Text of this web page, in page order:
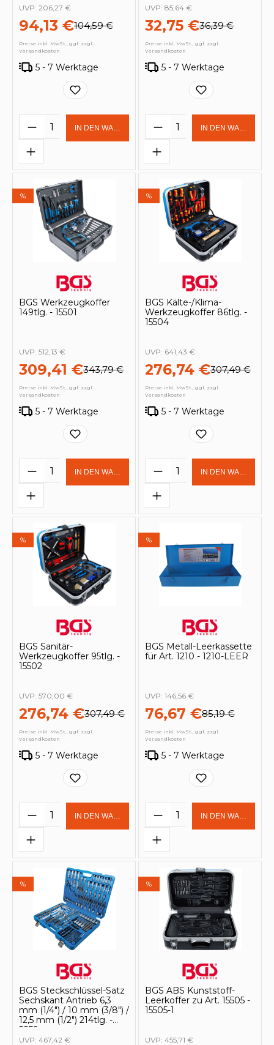
94,13 €104,59 €
UVP: 206,27 €
Preise inkl. MwSt., ggf. zzgl.
Versandkosten
5 - 7 Werktage
Produkt Anzahl: Gib den
IN DEN WARENKORB
32,75 €36,39 €
UVP: 85,64 €
Preise inkl. MwSt., ggf. zzgl.
Versandkosten
5 - 7 Werktage
Produkt Anzahl:
IN DEN
%
BGS Werkzeugkoffer
149tlg. - 15501
309,41 €343,79 €
UVP: 512,13 €
Preise inkl. MwSt., ggf. zzgl.
Versandkosten
5 - 7 Werktage
Produkt Anzahl: Gib den
IN DEN WARENKORB
%
BGS Kälte-/Klima-
Werkzeugkoffer 86tlg. -
15504
276,74 €307,49 €
UVP: 641,43 €
Preise inkl. MwSt., ggf. zzgl.
Versandkosten
5 - 7 Werktage
Produkt Anzahl:
IN DEN
%
BGS Sanitär-
Werkzeugkoffer 95tlg. -
15502
276,74 €307,49 €
UVP: 570,00 €
Preise inkl. MwSt., ggf. zzgl.
Versandkosten
5 - 7 Werktage
Produkt Anzahl: Gib den
IN DEN WARENKORB
%
BGS Metall-Leerkassette
für Art. 1210 - 1210-LEER
76,67 €85,19 €
UVP: 146,56 €
Preise inkl. MwSt., ggf. zzgl.
Versandkosten
5 - 7 Werktage
Produkt Anzahl:
IN DEN
%
BGS Steckschlüssel-Satz
Sechskant Antrieb 6,3
mm (1/4") / 10 mm (3/8") /
12,5 mm (1/2") 214tlg. -
2259
UVP: 467,42 €
%
BGS ABS Kunststoff-
Leerkoffer zu Art. 15505 -
15505-1
UVP: 455,71 €